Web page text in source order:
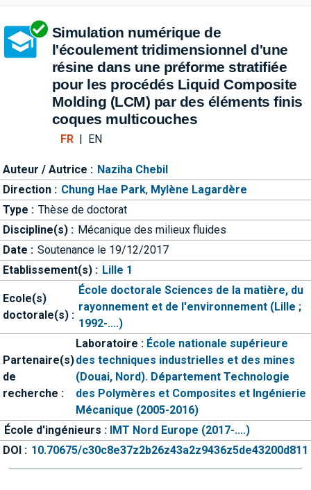
Aller directement à la barre
Simulation numérique de
l'écoulement tridimensionnel d'une
résine dans une préforme stratifiée
pour les procédés Liquid Composite
Molding (LCM) par des éléments finis
coques multicouches
FR| EN
Auteur / Autrice : Naziha Chebil
Direction : Chung Hae Park, Mylène Lagardère
Type : Thèse de doctorat
Discipline(s) : Mécanique des milieux fluides
Date : Soutenance le 19/12/2017
Etablissement(s) : Lille 1
Ecole(s)
doctorale(s) :
École doctorale Sciences de la matière, du
rayonnement et de l'environnement (Lille ;
1992-....)
Partenaire(s)
de
recherche :
Laboratoire : École nationale supérieure
des techniques industrielles et des mines
(Douai, Nord). Département Technologie
des Polymères et Composites et Ingénierie
Mécanique (2005-2016)
École d'ingénieurs : IMT Nord Europe (2017-....)
DOI : 10.70675/c30c8e37z2b26z43a2z9436z5de43200d811